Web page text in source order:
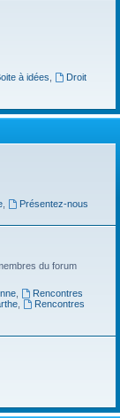
à idées
Droit
,
Présentez-nous
du forum
,
Rencontres
,
Rencontres